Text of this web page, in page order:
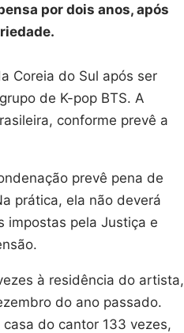
por dois anos, após
Coreia do Sul após ser
de K-pop BTS. A
conforme prevê a
prevê pena de
prática, ela não deverá
impostas pela Justiça e
à residência do artista,
do ano passado.
do cantor 133 vezes,